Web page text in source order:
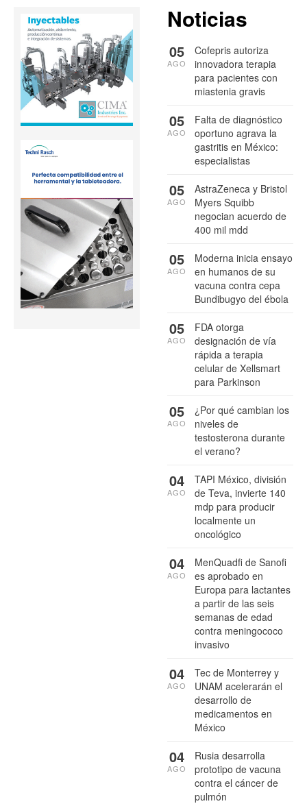
Noticias
Cofepris autoriza
innovadora terapia
para pacientes con
miastenia gravis
05
AGO
Falta de diagnóstico
oportuno agrava la
gastritis en México:
especialistas
05
AGO
AstraZeneca y Bristol
Myers Squibb
negocian acuerdo de
400 mil mdd
05
AGO
Moderna inicia ensayo
en humanos de su
vacuna contra cepa
Bundibugyo del ébola
05
AGO
FDA otorga
designación de vía
rápida a terapia
celular de Xellsmart
para Parkinson
05
AGO
¿Por qué cambian los
niveles de
testosterona durante
el verano?
05
AGO
TAPI México, división
de Teva, invierte 140
mdp para producir
localmente un
oncológico
04
AGO
MenQuadfi de Sanofi
es aprobado en
Europa para lactantes
a partir de las seis
semanas de edad
contra meningococo
invasivo
04
AGO
Tec de Monterrey y
UNAM acelerarán el
desarrollo de
medicamentos en
México
04
AGO
Rusia desarrolla
prototipo de vacuna
contra el cáncer de
pulmón
04
AGO